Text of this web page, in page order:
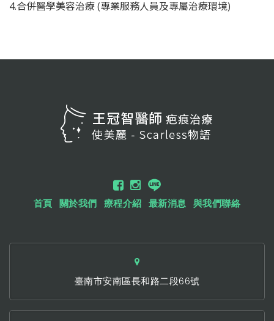
4.合併醫學美容治療 (專業服務人員及專屬治療環境)
首頁 關於我們 療程介紹 最新消息 與我們聯絡
臺南市安南區長和路二段66號